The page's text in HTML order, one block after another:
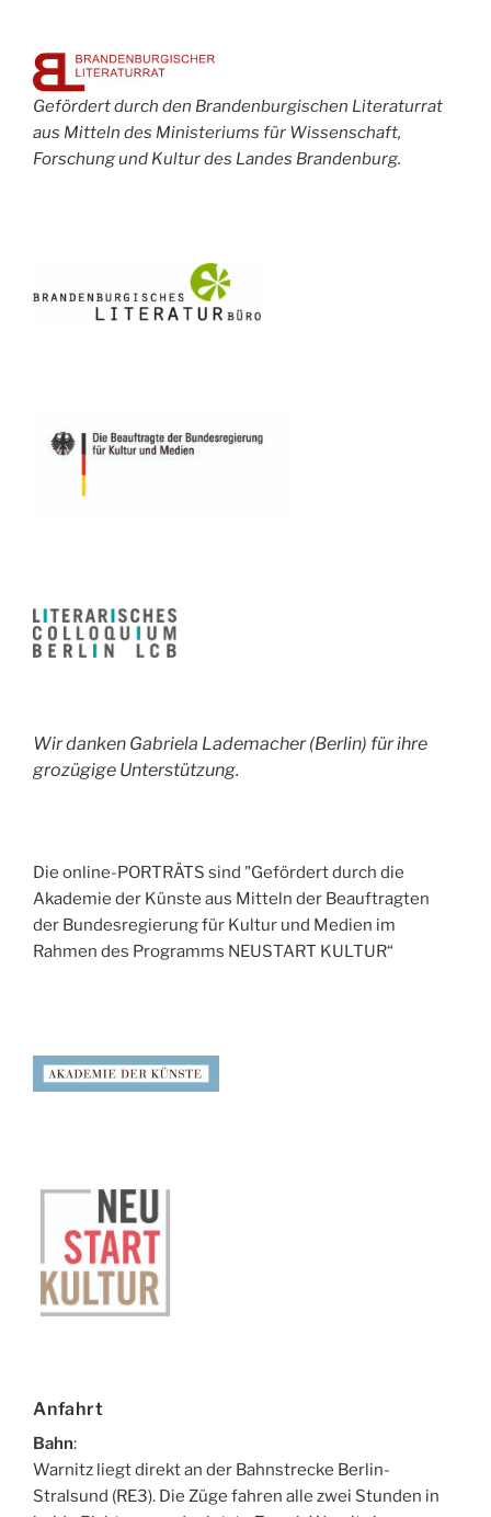
Gefördert durch den Brandenburgischen Literaturrat
aus Mitteln des Ministeriums für Wissenschaft,
Forschung und Kultur des Landes Brandenburg.
Wir danken Gabriela Lademacher (Berlin) für ihre
grozügige Unterstützung.
Die online-PORTRÄTS sind "Gefördert durch die
Akademie der Künste aus Mitteln der Beauftragten
der Bundesregierung für Kultur und Medien im
Rahmen des Programms NEUSTART KULTUR“
Anfahrt
Bahn:
Warnitz liegt direkt an der Bahnstrecke Berlin-
Stralsund (RE3). Die Züge fahren alle zwei Stunden in